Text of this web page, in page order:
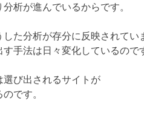
析が進んでいるからです。
た分析が存分に反映されてい
手法は日々変化しているので
び出されるサイトが
です。